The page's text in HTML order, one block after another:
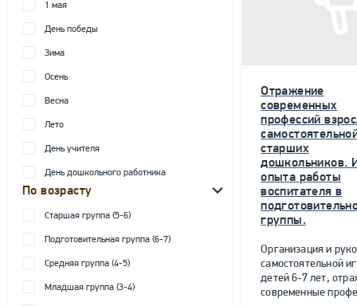
1 мая
День победы
Зима
Осень
Весна
Лето
День учителя
День дошкольного работника
По возрасту
Старшая группа (5-6)
Подготовительная группа (6-7)
Средняя группа (4-5)
Младшая группа (3-4)
Отражение
современных
профессий
старших
дошкольников.
опыта работы
воспитателя в
группы.
Организация и
самостоятельной
детей 6-7 лет,
современные